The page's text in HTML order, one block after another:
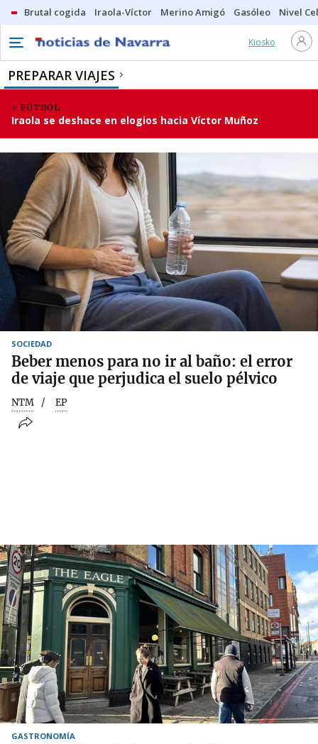
Brutal cogida Iraola-Víctor Merino Amigó Gasóleo Nivel
Kiosko
PREPARAR VIAJES
FÚTBOL
Iraola se deshace en elogios hacia Víctor Muñoz
SOCIEDAD
Beber menos para no ir al baño: el error
de viaje que perjudica el suelo pélvico
NTM EP
GASTRONOMÍA